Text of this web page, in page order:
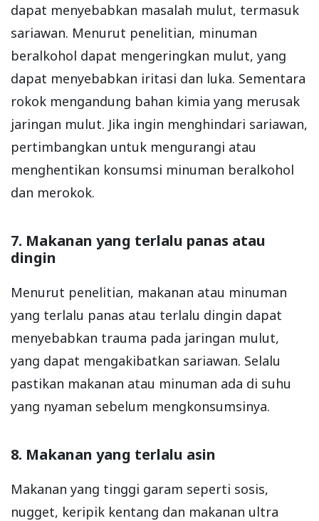
dapat menyebabkan masalah mulut, termasuk
sariawan. Menurut penelitian, minuman
beralkohol dapat mengeringkan mulut, yang
dapat menyebabkan iritasi dan luka. Sementara
rokok mengandung bahan kimia yang merusak
jaringan mulut. Jika ingin menghindari sariawan,
pertimbangkan untuk mengurangi atau
menghentikan konsumsi minuman beralkohol
dan merokok.
7. Makanan yang terlalu panas atau
dingin
Menurut penelitian, makanan atau minuman
yang terlalu panas atau terlalu dingin dapat
menyebabkan trauma pada jaringan mulut,
yang dapat mengakibatkan sariawan. Selalu
pastikan makanan atau minuman ada di suhu
yang nyaman sebelum mengkonsumsinya.
8. Makanan yang terlalu asin
Makanan yang tinggi garam seperti sosis,
nugget, keripik kentang dan makanan ultra